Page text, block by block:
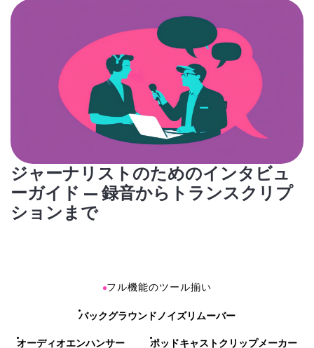
ジャーナリストのためのインタビュ
ーガイド — 録音からトランスクリプ
ションまで
フル機能のツール揃い
バックグラウンドノイズリムーバー
オーディオエンハンサー ポッドキャストクリップメーカー